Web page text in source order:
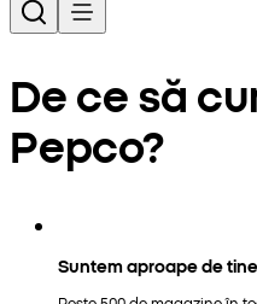
De ce să
Pepco?
Suntem aproape de tine